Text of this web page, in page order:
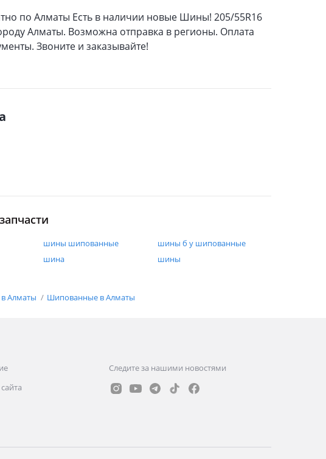
по Алматы Есть в наличии новые Шины! 205/55R16
Алматы. Возможна отправка в регионы. Оплата
Звоните и заказывайте!
шины шипованные
шины б у шипованные
шина
шины
Алматы Шипованные в Алматы
Следите за нашими новостями